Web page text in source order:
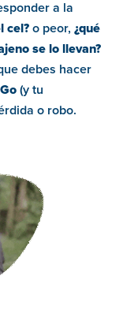
a la
cel? o peor, ¿qué
se lo llevan?
debes hacer
(y tu
o robo.